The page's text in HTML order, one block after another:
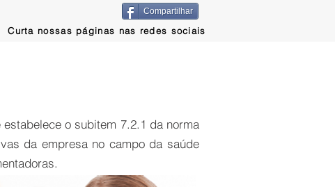
Curta nossas páginas nas redes sociais
Compartilhar
o subitem 7.2.1 da norma
da empresa no campo da saúde